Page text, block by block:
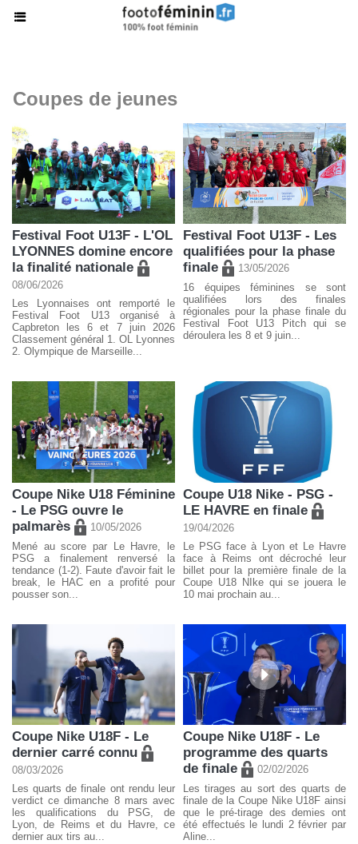
Coupes de jeunes
Festival Foot U13F - L'OL
LYONNES domine encore
la finalité nationale
08/06/2026
Les Lyonnaises ont remporté le
Festival Foot U13 organisé à
Capbreton les 6 et 7 juin 2026
Classement général 1. OL Lyonnes
2. Olympique de Marseille...
Festival Foot U13F - Les
qualifiées pour la phase
finale
13/05/2026
16 équipes féminines se sont
qualifiées lors des finales
régionales pour la phase finale du
Festival Foot U13 Pitch qui se
déroulera les 8 et 9 juin...
Coupe Nike U18 Féminine
- Le PSG ouvre le
palmarès
10/05/2026
Mené au score par Le Havre, le
PSG a finalement renversé la
tendance (1-2). Faute d'avoir fait le
break, le HAC en a profité pour
pousser son...
Coupe U18 Nike - PSG -
LE HAVRE en finale
19/04/2026
Le PSG face à Lyon et Le Havre
face à Reims ont décroché leur
billet pour la première finale de la
Coupe U18 NIke qui se jouera le
10 mai prochain au...
Coupe Nike U18F - Le
dernier carré connu
08/03/2026
Les quarts de finale ont rendu leur
verdict ce dimanche 8 mars avec
les qualifications du PSG, de
Lyon, de Reims et du Havre, ce
dernier aux tirs au...
Coupe Nike U18F - Le
programme des quarts
de finale
02/02/2026
Les tirages au sort des quarts de
finale de la Coupe Nike U18F ainsi
que le pré-tirage des demies ont
été effectués le lundi 2 février par
Aline...